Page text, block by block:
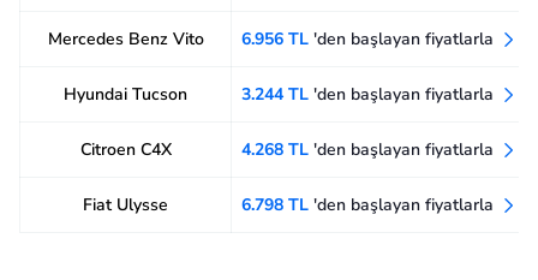
Mercedes Benz Vito 6.956 TL'den başlayan fiyatlarla
Hyundai Tucson 3.244 TL'den başlayan fiyatlarla
Citroen C4X 4.268 TL'den başlayan fiyatlarla
Fiat Ulysse 6.798 TL'den başlayan fiyatlarla